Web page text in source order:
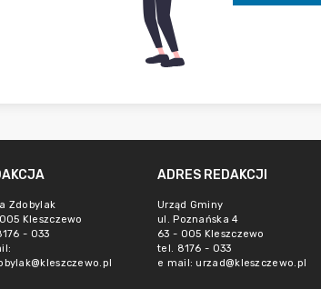
Zdobylak
Kleszczewo
- 033
ADRES REDAKCJI
Urząd Gminy
ul. Poznańska 4
63 - 005 Kleszczewo
tel. 8176 - 033
e mail: urzad@kleszczewo.pl